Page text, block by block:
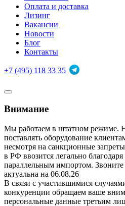
Оплата и доставка
Лизинг
Вакансии
Новости
Блог
Контакты
+7 (495) 118 33 35
Внимание
Мы работаем в штатном режиме.
поставлять оборудование
несмотря на санкционные
в РФ ввозится легально
параллельным импортом.
актуальна на 06.08.26
В связи с участившимися
конкуренции обращаем ваше
персональные данные третьим